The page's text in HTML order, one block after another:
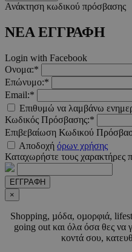
Ανάκτηση κωδικού πρόσβασης
ΝΕΑ ΕΓΓΡΑΦΗ
Login with Facebook
Ονομα:*
Επώνυμο:*
Email:*
Επιθυμώ να λαμβάνω
Κωδικός Πρόσβασης:*
Επιβεβαίωση Κωδικού
Αποδοχή όρων χρήσης
Καταχωρήστε τους χαρακτήρες
ΕΓΓΡΑΦΗ
×
Shopping, µόδα, οµορφιά,
going out και όλα όσα θες να
κοντά σου,